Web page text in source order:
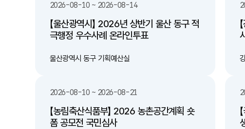
투입구)'가 결합된 통합 일회용 컵 수거함
음료 수거함 내부 필터링/배수 시스템을
액체만 따로 모으거나 하수로 안전하게
있는 구조 마련 연계 및 보완 대책 -분리배출 시
서" 배출하는 캠페인 추진 및 안내 문구 부
폐기물 및 유기물을 활용한 바이오에너
술 연계 검토 기대효과 -쾌적한 도심 환경 조성:
무단투기 감소로 악취 및 해충 번식을 방
2026-08-10 ~ 2026-08-14
【울산광역시】 2026년 상반기 울산 동구 적
극행정 우수사례 온라인투표
울산광역시 동구 기획예산실
2026-08-10 ~ 2026-08-21
【농림축산식품부】 2026 농촌공간계획 숏
폼 공모전 국민심사